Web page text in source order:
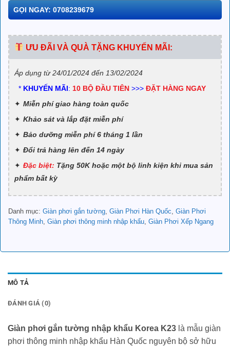
GỌI NGAY: 0708239679
ƯU ĐÃI VÀ QUÀ TẶNG KHUYẾN MÃI:
Áp dụng từ 24/01/2024 đến 13/02/2024
* KHUYẾN MÃI: 10 BỘ ĐẦU TIÊN >>> ĐẶT HÀNG NGAY
Miễn phí giao hàng toàn quốc
Khảo sát và lắp đặt miễn phí
Bảo dưỡng miễn phí 6 tháng 1 lần
Đổi trả hàng lên đến 14 ngày
Đặc biệt: Tặng 50K hoặc một bộ linh kiện khi mua sản
phẩm bất kỳ
Danh mục: Giàn phơi gắn tường Giàn Phơi Hàn Quốc Giàn Phơi
Thông Minh Giàn phơi thông minh nhập khẩu Giàn Phơi Xếp Ngang
MÔ TẢ
ĐÁNH GIÁ (0)
Giàn phơi gắn tường nhập khẩu Korea K23 là mẫu giàn
phơi thông minh nhập khẩu Hàn Quốc nguyên bộ sở hữu